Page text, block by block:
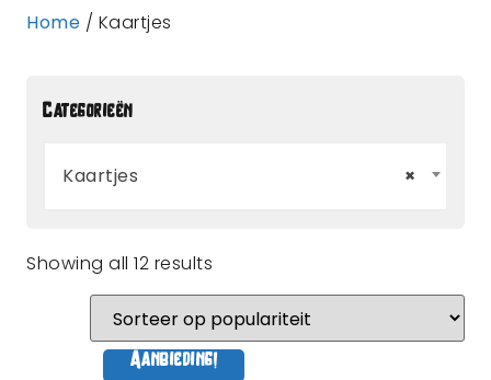
Home / Kaartjes
Categorieën
×
Kaartjes
Showing all 12 results
Aanbieding!